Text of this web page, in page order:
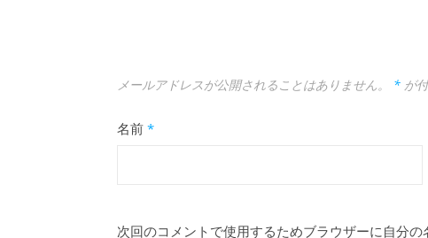
メールアドレスが公開されることはありません。 * が
名前 *
次回のコメントで使用するためブラウザーに自分の